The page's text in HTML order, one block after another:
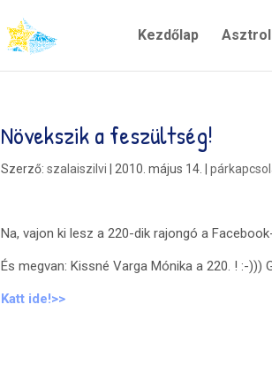
Kezdőlap
Növekszik a feszültség!
Szerző:szalaiszilvi 2010. május 14. |
Na, vajon ki lesz a 220-dik rajongó a
És megvan: Kissné Varga Mónika a 220. ! :-
Katt ide!>>